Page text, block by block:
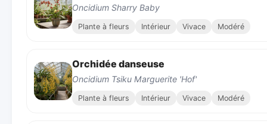
Oncidium Sharry Baby
Plante à fleurs Intérieur Vivace Modéré
Orchidée danseuse
Oncidium Tsiku Marguerite 'Hof'
Plante à fleurs Intérieur Vivace Modéré